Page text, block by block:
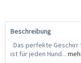
Beschreibung
Das perfekte Geschirr
ist für jeden Hund...